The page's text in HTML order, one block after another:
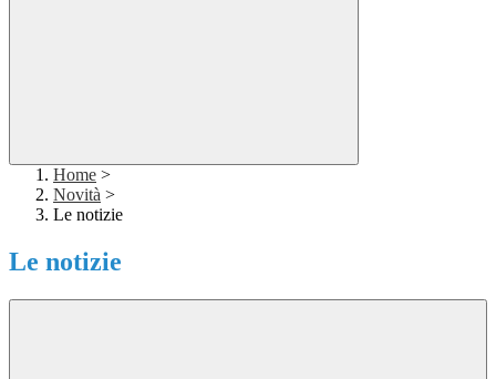
Home >
Novità >
Le notizie
Le notizie